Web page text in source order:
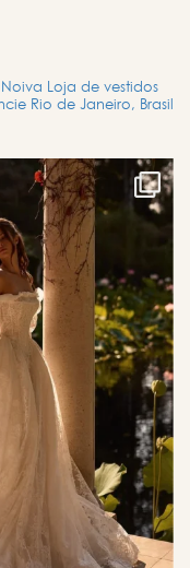
Loja de vestidos
Rio de Janeiro, Brasil